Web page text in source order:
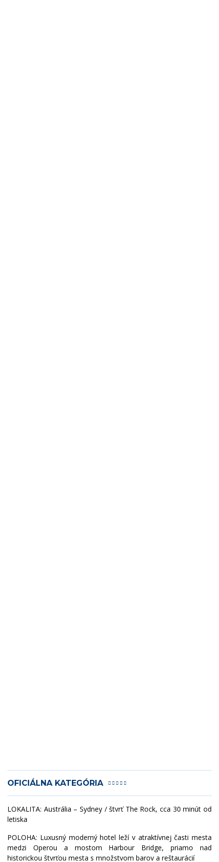
OFICIÁLNA KATEGÓRIA
LOKALITA: Austrália – Sydney / štvrť The Rock, cca 30 minút od
letiska
POLOHA: Luxusný moderný hotel leží v atraktívnej časti mesta
medzi Operou a mostom Harbour Bridge, priamo nad
historickou štvrťou mesta s množstvom barov a reštaurácií